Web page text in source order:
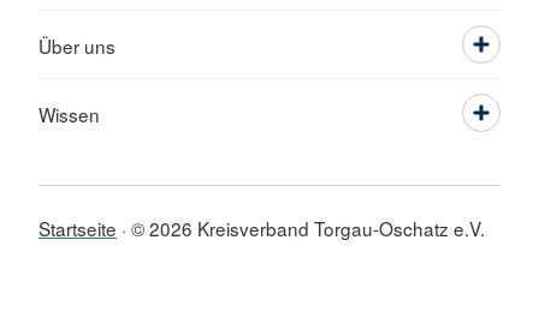
Über uns
Wissen
Startseite © 2026 Kreisverband Torgau-Oschatz e.V.